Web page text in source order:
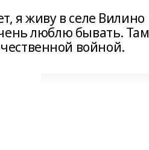
я живу в селе Вилино
люблю бывать. Там
войной.